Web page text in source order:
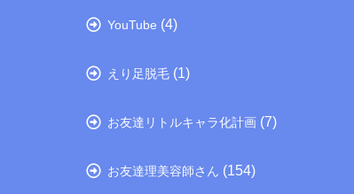
YouTube (4)
えり足脱毛 (1)
お友達リトルキャラ化計画 (7)
お友達理美容師さん (154)